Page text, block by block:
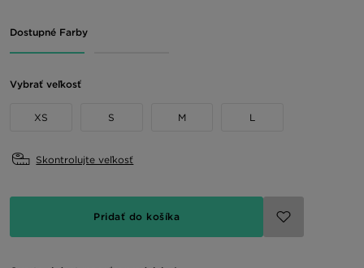
Dostupné Farby
Vybrať veľkosť
XS S M L
Skontrolujte veľkosť
Pridať do košíka